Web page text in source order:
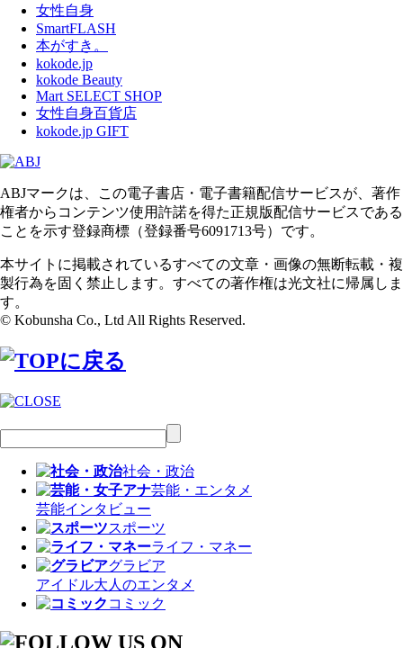
女性自身
SmartFLASH
本がすき。
kokode.jp
kokode Beauty
Mart SELECT SHOP
女性自身百貨店
kokode.jp GIFT
ABJマークは、この電子書店・電子書籍配信サービスが、著作
権者からコンテンツ使用許諾を得た正規版配信サービスである
ことを示す登録商標（登録番号6091713号）です。
本サイトに掲載されているすべての文章・画像の無断転載・複
製行為を固く禁止します。すべての著作権は光文社に帰属しま
す。
© Kobunsha Co., Ltd All Rights Reserved.
社会・政治
芸能・エンタメ
芸能インタビュー
スポーツ
ライフ・マネー
グラビア
アイドル大人のエンタメ
コミック